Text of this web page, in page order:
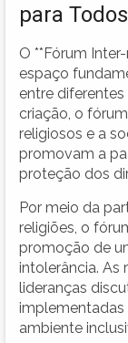
para Todos
O **Fórum
espaço
entre
criação, o
religiosos e a
promovam a
proteção dos
Por meio da
religiões, o
promoção de
intolerância. As
lideranças
implementadas
ambiente